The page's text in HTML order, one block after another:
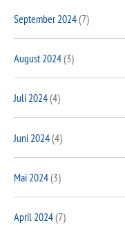
September 2024(7)
August 2024(3)
Juli 2024(4)
Juni 2024(4)
Mai 2024(3)
April 2024(7)